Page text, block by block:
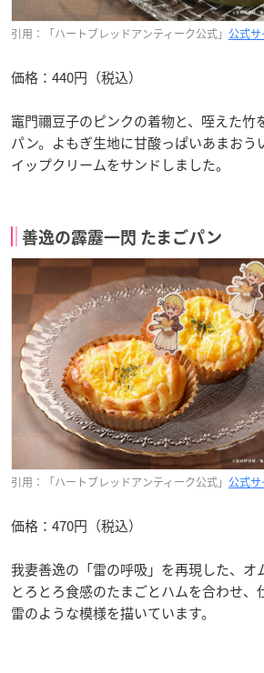
引用：「ハートブレッドアンティーク公式」 公式サ
価格：440円（税込）
竈門禰豆子のピンクの着物と、咥えた竹
パン。よもぎ生地に甘酸っぱいあまおう
イップクリームをサンドしました。
善逸の霹靂一閃 たまごパン
引用：「ハートブレッドアンティーク公式」 公式サ
価格：470円（税込）
我妻善逸の「雷の呼吸」を再現した、オ
とろとろ食感のたまごとハムを合わせ、
雷のような模様を描いています。